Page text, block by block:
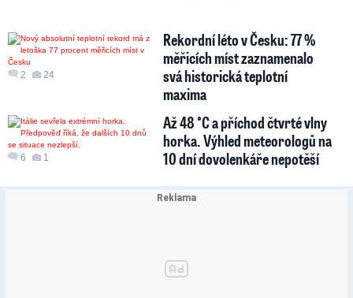
2 24
Rekordní léto v Česku: 77 %
měřicích míst zaznamenalo
svá historická teplotní
maxima
6 1
Až 48 °C a příchod čtvrté vlny
horka. Výhled meteorologů na
10 dní dovolenkáře nepotěší